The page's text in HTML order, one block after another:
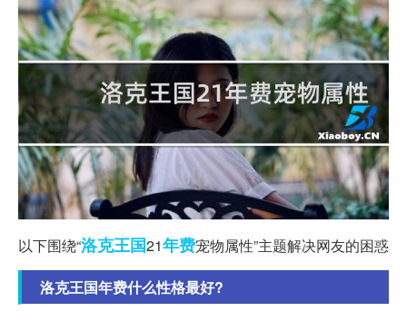
以下围绕“洛克王国21年费宠物属性”主题解决网友的困惑
洛克王国年费什么性格最好?